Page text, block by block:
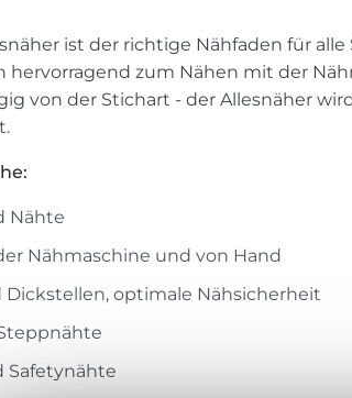
ist der richtige Nähfaden für alle
hervorragend zum Nähen mit der
von der Stichart - der Allesnäher
Nähte
Nähmaschine und von Hand
optimale Nähsicherheit
Safetynähte